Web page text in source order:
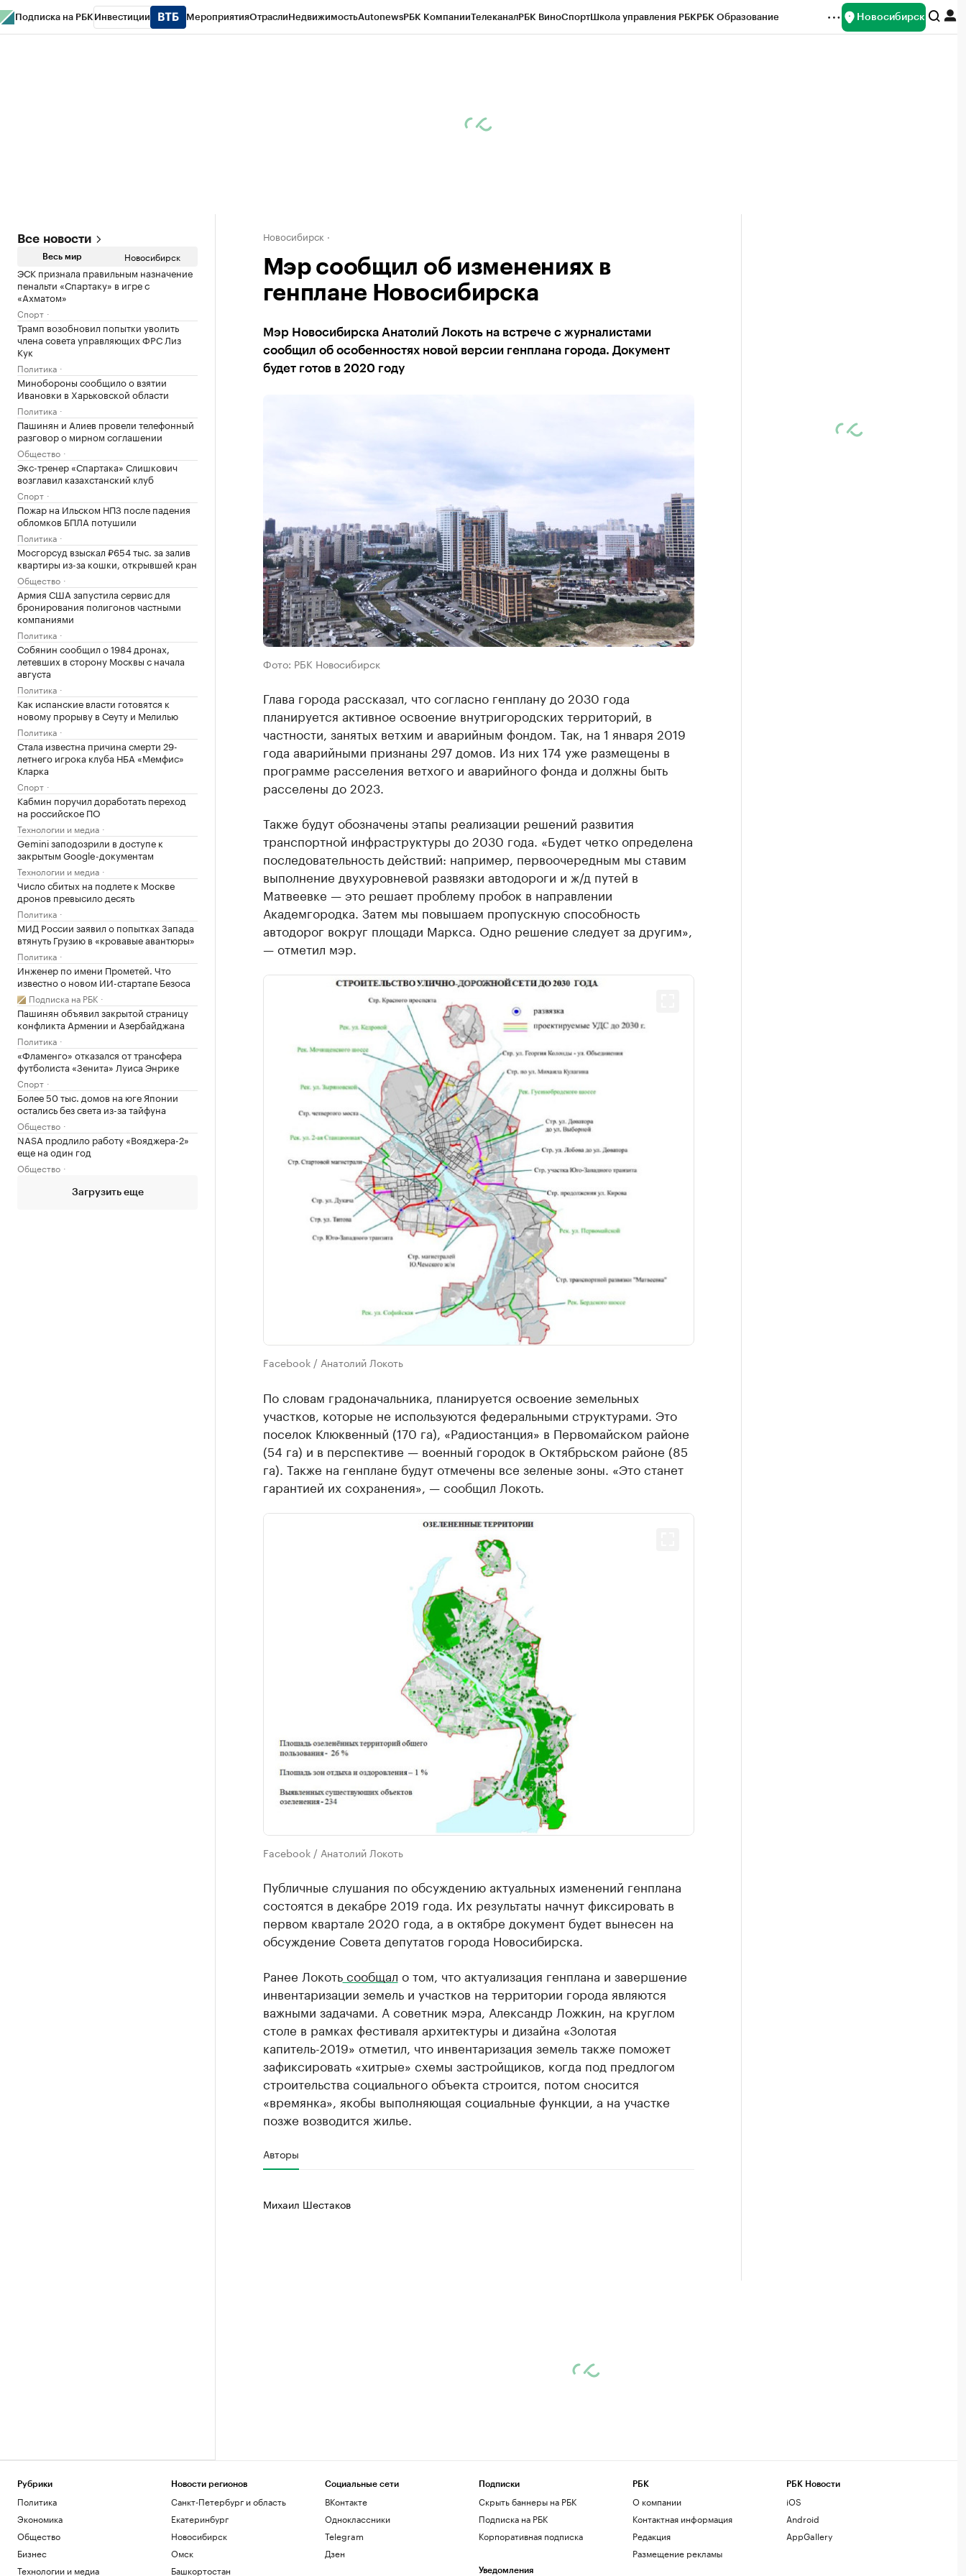
Подписка на РБК Инвестиции МероприятияОтраслиНедвижимостьAutonewsРБК КомпанииТелеканалРБК ВиноСпортШкола управления РБКРБК Образование Новосибирск
Все новости
Весь мир Новосибирск
ЭСК признала правильным назначение
пенальти «Спартаку» в игре с
«Ахматом»
Спорт
Трамп возобновил попытки уволить
члена совета управляющих ФРС Лиз
Кук
Политика
Минобороны сообщило о взятии
Ивановки в Харьковской области
Политика
Пашинян и Алиев провели телефонный
разговор о мирном соглашении
Общество
Экс-тренер «Спартака» Слишкович
возглавил казахстанский клуб
Спорт
Пожар на Ильском НПЗ после падения
обломков БПЛА потушили
Политика
Мосгорсуд взыскал ₽654 тыс. за залив
квартиры из-за кошки, открывшей кран
Общество
Армия США запустила сервис для
бронирования полигонов частными
компаниями
Политика
Собянин сообщил о 1984 дронах,
летевших в сторону Москвы с начала
августа
Политика
Как испанские власти готовятся к
новому прорыву в Сеуту и Мелилью
Политика
Стала известна причина смерти 29-
летнего игрока клуба НБА «Мемфис»
Кларка
Спорт
Кабмин поручил доработать переход
на российское ПО
Технологии и медиа
Gemini заподозрили в доступе к
закрытым Google-документам
Технологии и медиа
Число сбитых на подлете к Москве
дронов превысило десять
Политика
МИД России заявил о попытках Запада
втянуть Грузию в «кровавые авантюры»
Политика
Инженер по имени Прометей. Что
известно о новом ИИ-стартапе Безоса
Подписка на РБК
Пашинян объявил закрытой страницу
конфликта Армении и Азербайджана
Политика
«Фламенго» отказался от трансфера
футболиста «Зенита» Луиса Энрике
Спорт
Более 50 тыс. домов на юге Японии
остались без света из-за тайфуна
Общество
NASA продлило работу «Вояджера-2»
еще на один год
Общество
Загрузить еще
Новосибирск
Мэр сообщил об изменениях в
генплане Новосибирска
Мэр Новосибирска Анатолий Локоть на встрече с журналистами
сообщил об особенностях новой версии генплана города. Документ
будет готов в 2020 году
Фото: РБК Новосибирск
Глава города рассказал, что согласно генплану до 2030 года
планируется активное освоение внутригородских территорий, в
частности, занятых ветхим и аварийным фондом. Так, на 1 января 2019
года аварийными признаны 297 домов. Из них 174 уже размещены в
программе расселения ветхого и аварийного фонда и должны быть
расселены до 2023.
Также будут обозначены этапы реализации решений развития
транспортной инфраструктуры до 2030 года. «Будет четко определена
последовательность действий: например, первоочередным мы ставим
выполнение двухуровневой развязки автодороги и ж/д путей в
Матвеевке — это решает проблему пробок в направлении
Академгородка. Затем мы повышаем пропускную способность
автодорог вокруг площади Маркса. Одно решение следует за другим»,
— отметил мэр.
Facebook / Анатолий Локоть
По словам градоначальника, планируется освоение земельных
участков, которые не используются федеральными структурами. Это
поселок Клюквенный (170 га), «Радиостанция» в Первомайском районе
(54 га) и в перспективе — военный городок в Октябрьском районе (85
га). Также на генплане будут отмечены все зеленые зоны. «Это станет
гарантией их сохранения», — сообщил Локоть.
Facebook / Анатолий Локоть
Публичные слушания по обсуждению актуальных изменений генплана
состоятся в декабре 2019 года. Их результаты начнут фиксировать в
первом квартале 2020 года, а в октябре документ будет вынесен на
обсуждение Совета депутатов города Новосибирска.
Ранее Локотьсообщал о том, что актуализация генплана и завершение
инвентаризации земель и участков на территории города являются
важными задачами. А советник мэра, Александр Ложкин, на круглом
столе в рамках фестиваля архитектуры и дизайна «Золотая
капитель-2019» отметил, что инвентаризация земель также поможет
зафиксировать «хитрые» схемы застройщиков, когда под предлогом
строительства социального объекта строится, потом сносится
«времянка», якобы выполняющая социальные функции, а на участке
позже возводится жилье.
Авторы
Михаил Шестаков
Рубрики
Политика
Экономика
Общество
Бизнес
Технологии и медиа
Новости регионов
Санкт-Петербург и область
Екатеринбург
Новосибирск
Омск
Башкортостан
Социальные сети
ВКонтакте
Одноклассники
Telegram
Дзен
Подписки
Скрыть баннеры на РБК
Подписка на РБК
Корпоративная подписка
Уведомления
РБК
О компании
Контактная информация
Редакция
Размещение рекламы
РБК Новости
iOS
Android
AppGallery